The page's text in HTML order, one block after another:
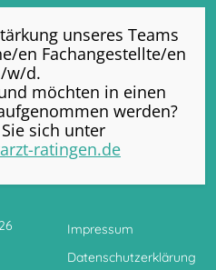
unseres Teams
en Fachangestellte/en
w/d.
möchten in einen
werden?
sich unter
ratingen.de
Impressum
Datenschutzerklärung